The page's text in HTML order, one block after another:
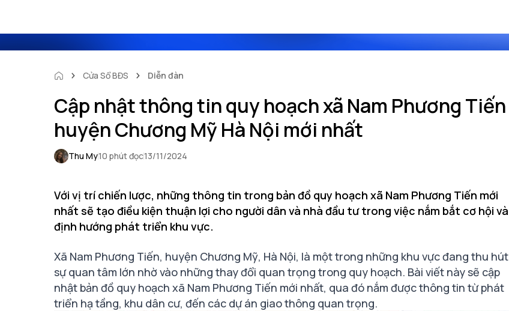
Cửa Sổ BĐS Diễn đàn
Cập nhật thông tin quy hoạch xã Nam Phương Tiến
huyện Chương Mỹ Hà Nội mới nhất
Thu My10 phút đọc13/11/2024
Với vị trí chiến lược, những thông tin trong bản đồ quy hoạch xã Nam Phương Tiến mới
nhất sẽ tạo điều kiện thuận lợi cho người dân và nhà đầu tư trong việc nắm bắt cơ hội và
định hướng phát triển khu vực.
Xã Nam Phương Tiến, huyện Chương Mỹ, Hà Nội, là một trong những khu vực đang thu hút
sự quan tâm lớn nhờ vào những thay đổi quan trọng trong quy hoạch. Bài viết này sẽ cập
nhật bản đồ quy hoạch xã Nam Phương Tiến mới nhất, qua đó nắm được thông tin từ phát
triển hạ tầng, khu dân cư, đến các dự án giao thông quan trọng.